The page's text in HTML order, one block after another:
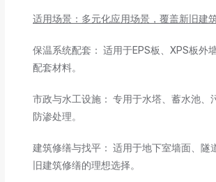
适用场景：多元化应用场景，覆盖新旧建
保温系统配套： 适用于EPS板、XPS板
配套材料。
市政与水工设施： 专用于水塔、蓄水池
防渗处理。
建筑修缮与找平： 适用于地下室墙面、
旧建筑修缮的理想选择。